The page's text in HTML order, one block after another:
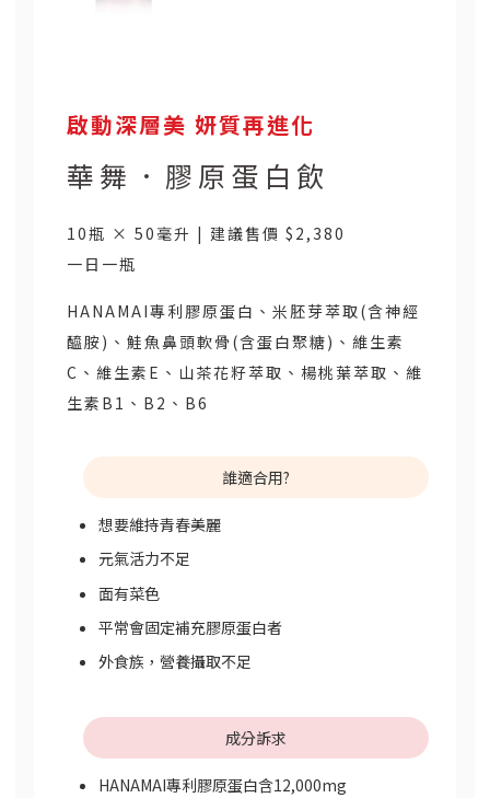
啟動深層美 妍質再進化
華舞．膠原蛋白飲
10瓶 × 50毫升 | 建議售價 $2,380
一日一瓶
HANAMAI專利膠原蛋白、米胚芽萃取(含神經
醯胺)、鮭魚鼻頭軟骨(含蛋白聚糖)、維生素
C、維生素E、山茶花籽萃取、楊桃葉萃取、維
生素B1、B2、B6
誰適合用?
想要維持青春美麗
元氣活力不足
面有菜色
平常會固定補充膠原蛋白者
外食族，營養攝取不足
成分訴求
HANAMAI專利膠原蛋白含12,000mg